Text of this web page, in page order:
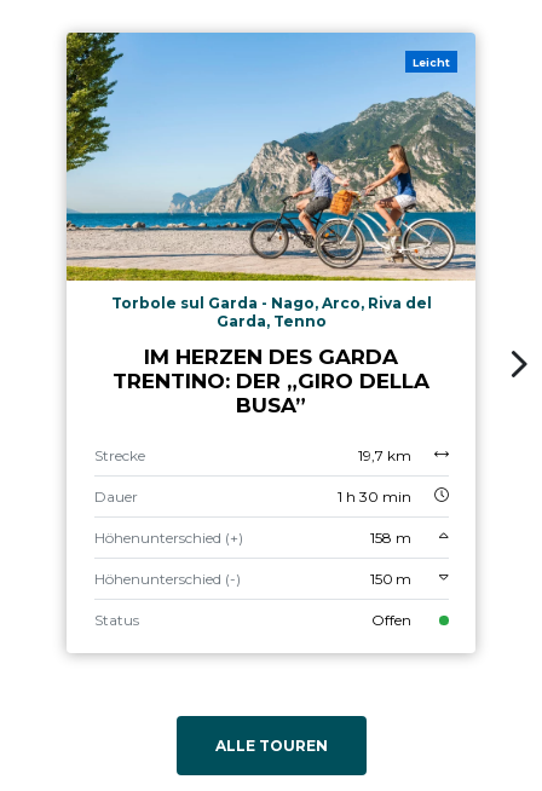
Leicht
Torbole sul Garda - Nago, Arco, Riva del
Garda, Tenno
IM HERZEN DES GARDA
TRENTINO: DER „GIRO DELLA
BUSA”
Strecke 19,7 km
Dauer 1 h 30 min
Höhenunterschied (+) 158 m
Höhenunterschied (-) 150 m
Status Offen
ALLE TOUREN